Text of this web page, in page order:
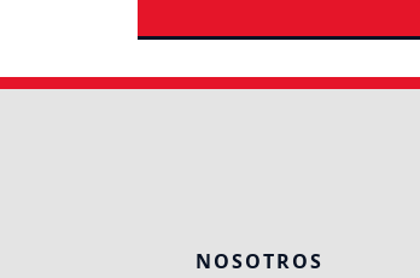
NOSOTROS